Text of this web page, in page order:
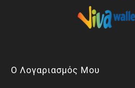
Ο Λογαριασμός Μου